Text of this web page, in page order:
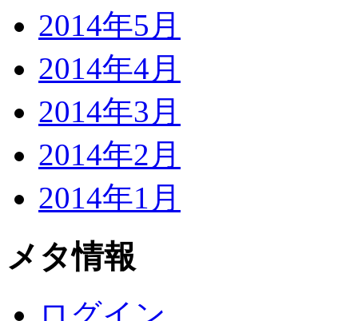
2014年5月
2014年4月
2014年3月
2014年2月
2014年1月
メタ情報